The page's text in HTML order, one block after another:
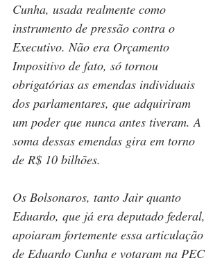
Cunha, usada realmente como
instrumento de pressão contra o
Executivo. Não era Orçamento
Impositivo de fato, só tornou
obrigatórias as emendas individuais
dos parlamentares, que adquiriram
um poder que nunca antes tiveram. A
soma dessas emendas gira em torno
de R$ 10 bilhões.
Os Bolsonaros, tanto Jair quanto
Eduardo, que já era deputado federal,
apoiaram fortemente essa articulação
de Eduardo Cunha e votaram na PEC